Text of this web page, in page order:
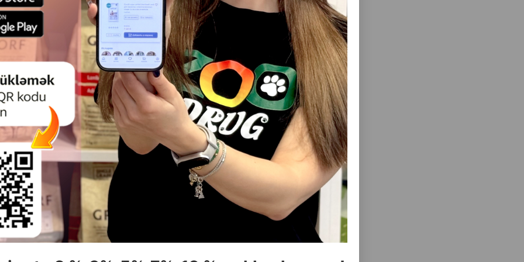
четвероногого.
температур
не требующее много времени и сил.
которому поводок можно легко прикрепить к ошейнику или
ЧИТАТЬ ДАЛЬШЕ
Смотреть Все
Смотреть Все
СОБАК AMIPLAY HYGGE.
РАЗМЕР: 33Х42Х42 СМ.
MINIATURE SCHNAUZER ЦВЕТ: ЗЕЛЕНЫЙ.